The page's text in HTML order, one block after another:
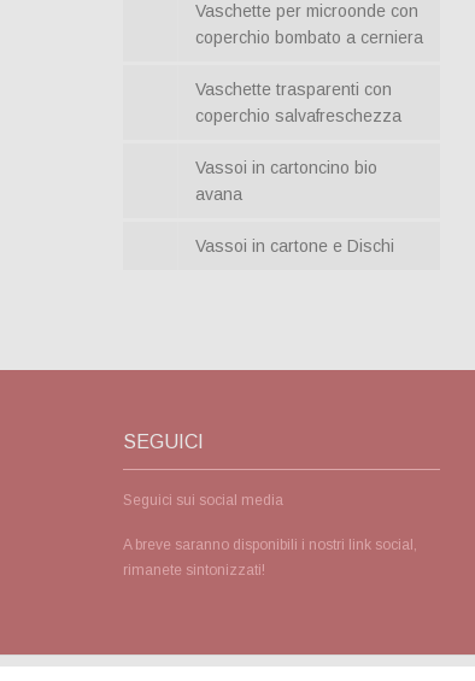
Vaschette per microonde con
coperchio bombato a cerniera
Vaschette trasparenti con
coperchio salvafreschezza
Vassoi in cartoncino bio
avana
Vassoi in cartone e Dischi
SEGUICI
Seguici sui social media
A breve saranno disponibili i nostri link social,
rimanete sintonizzati!